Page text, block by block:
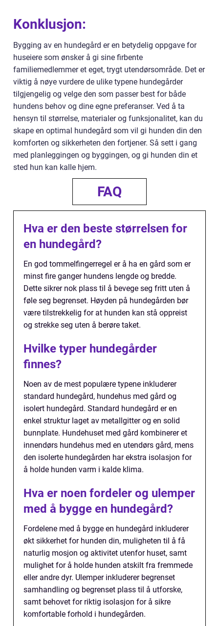
Konklusjon:
Bygging av en hundegård er en betydelig oppgave for
huseiere som ønsker å gi sine firbente
familiemedlemmer et eget, trygt utendørsområde. Det er
viktig å nøye vurdere de ulike typene hundegårder
tilgjengelig og velge den som passer best for både
hundens behov og dine egne preferanser. Ved å ta
hensyn til størrelse, materialer og funksjonalitet, kan du
skape en optimal hundegård som vil gi hunden din den
komforten og sikkerheten den fortjener. Så sett i gang
med planleggingen og byggingen, og gi hunden din et
sted hun kan kalle hjem.
FAQ
Hva er den beste størrelsen for
en hundegård?
En god tommelfingerregel er å ha en gård som er
minst fire ganger hundens lengde og bredde.
Dette sikrer nok plass til å bevege seg fritt uten å
føle seg begrenset. Høyden på hundegården bør
være tilstrekkelig for at hunden kan stå oppreist
og strekke seg uten å berøre taket.
Hvilke typer hundegårder
finnes?
Noen av de mest populære typene inkluderer
standard hundegård, hundehus med gård og
isolert hundegård. Standard hundegård er en
enkel struktur laget av metallgitter og en solid
bunnplate. Hundehuset med gård kombinerer et
innendørs hundehus med en utendørs gård, mens
den isolerte hundegården har ekstra isolasjon for
å holde hunden varm i kalde klima.
Hva er noen fordeler og ulemper
med å bygge en hundegård?
Fordelene med å bygge en hundegård inkluderer
økt sikkerhet for hunden din, muligheten til å få
naturlig mosjon og aktivitet utenfor huset, samt
mulighet for å holde hunden atskilt fra fremmede
eller andre dyr. Ulemper inkluderer begrenset
samhandling og begrenset plass til å utforske,
samt behovet for riktig isolasjon for å sikre
komfortable forhold i hundegården.